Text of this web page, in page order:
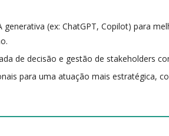
generativa (ex: ChatGPT, Copilot) para
de decisão e gestão de stakeholders
para uma atuação mais estratégica,